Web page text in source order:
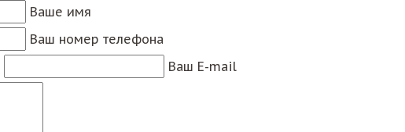
Ваше имя
Ваш номер телефона
Ваш E-mail